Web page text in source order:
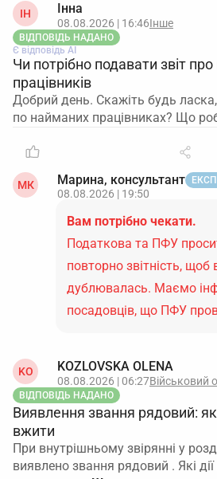
ІН Інна
08.08.2026 | 16:46Інше
ВІДПОВІДЬ НАДАНО
Є відповідь АІ
Чи потрібно подавати звіт
працівників
Добрий день. Скажіть будь
по найманих працівниках? Що
МК Марина, консультант
08.08.2026 | 19:50
Вам потрібно чекати.
Податкова та ПФУ
повторно звітність, щоб
дублювалась. Маємо
посадовців, що ПФУ
KO KOZLOVSKA OLENA
08.08.2026 | 06:27Військовий
ВІДПОВІДЬ НАДАНО
Виявлення звання рядовий:
вжити
При внутрішньому звірянні у
виявлено звання рядовий . Які